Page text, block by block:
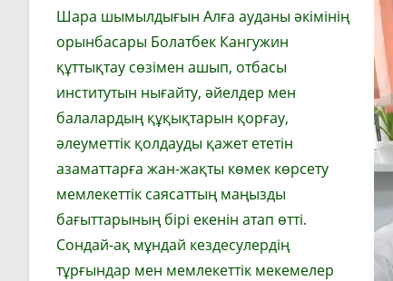
Шара шымылдығын Алға ауданы әкімінің
орынбасары Болатбек Кангужин
құттықтау сөзімен ашып, отбасы
институтын нығайту, әйелдер мен
балалардың құқықтарын қорғау,
әлеуметтік қолдауды қажет ететін
азаматтарға жан-жақты көмек көрсету
мемлекеттік саясаттың маңызды
бағыттарының бірі екенін атап өтті.
Сондай-ақ мұндай кездесулердің
тұрғындар мен мемлекеттік мекемелер